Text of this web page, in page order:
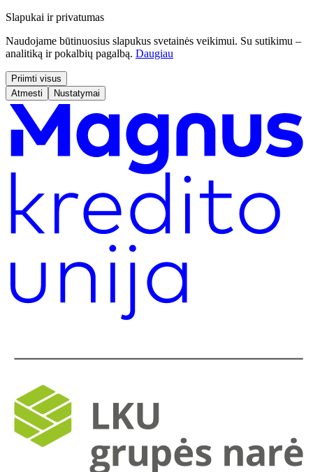
Slapukai ir privatumas
Naudojame būtinuosius slapukus svetainės veikimui. Su sutikimu –
analitiką ir pokalbių pagalbą. Daugiau
Priimti visus
Atmesti
Nustatymai